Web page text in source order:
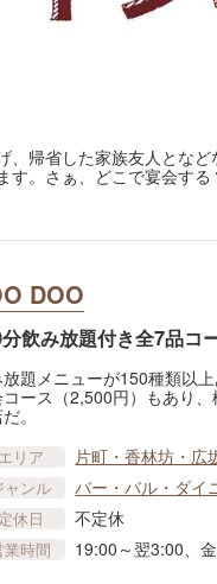
帰省した家族友人とな
す。さぁ、どこで宴会
DOO
飲み放題付き全7品コ
題メニューが150種類以
コース（2,500円）もあり
。
エリア 片町・香林坊・広
ャンル バー・バル・ダイ
定休日 不定休
業時間 19:00～翌3:00、